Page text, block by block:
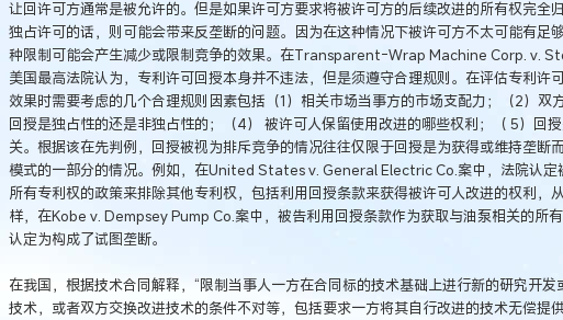
报》采访：技术革新下知识产权保护面临新
挑战与应对策略
技有限公司技术合作开发合同纠纷案
让回许可方通常是被允许的。但是如果许可方要求将被许可方的后续改进的所有权完全
独占许可的话，则可能会带来反垄断的问题。因为在这种情况下被许可方不太可能有足
种限制可能会产生减少或限制竞争的效果。在Transparent-Wrap Machine Corp. v.
美国最高法院认为，专利许可回授本身并不违法，但是须遵守合理规则。在评估专利许
效果时需要考虑的几个合理规则因素包括（1）相关市场当事方的市场支配力；（2）双
回授是独占性的还是非独占性的；（4） 被许可人保留使用改进的哪些权利；（ 5）回
关。根据该在先判例，回授被视为排斥竞争的情况往往仅限于回授是为获得或维持垄断
模式的一部分的情况。例如，在United States v. General Electric Co.案中，法院认定
所有专利权的政策来排除其他专利权，包括利用回授条款来获得被许可人改进的权利，
样，在Kobe v. Dempsey Pump Co.案中，被告利用回授条款作为获取与油泵相关的所
认定为构成了试图垄断。
在我国，根据技术合同解释，“限制当事人一方在合同标的技术基础上进行新的研究开
技术，或者双方交换改进技术的条件不对等，包括要求一方将其自行改进的技术无偿提